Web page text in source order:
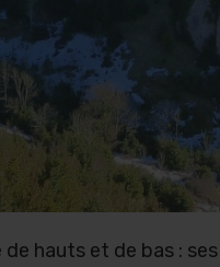
de hauts et de bas :